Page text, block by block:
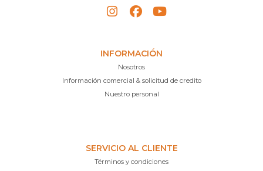
INFORMACIÓN
Nosotros
Información comercial & solicitud de credito
Nuestro personal
SERVICIO AL CLIENTE
Términos y condiciones